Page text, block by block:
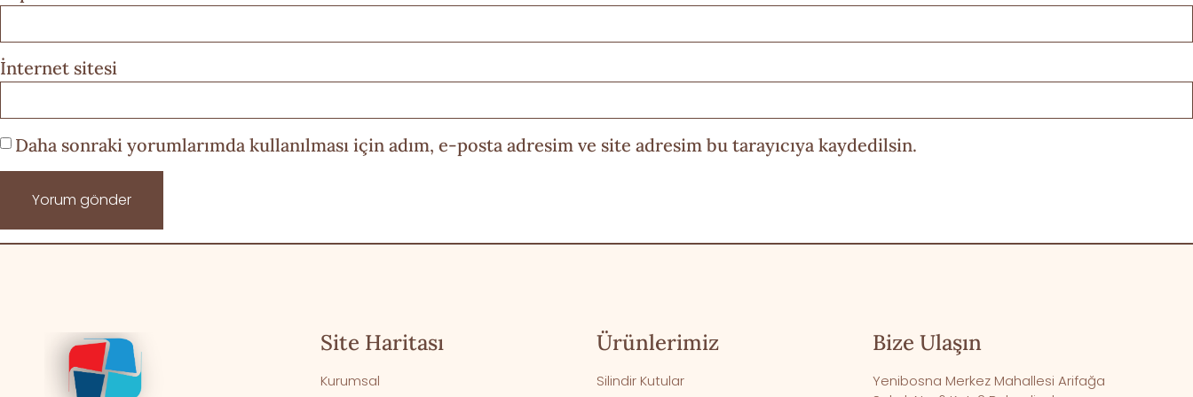
İnternet sitesi
Daha sonraki yorumlarımda kullanılması için adım, e-posta adresim ve site adresim bu tarayıcıya kaydedilsin.
Site Haritası
Kurumsal
Ürünlerimiz
Silindir Kutular
Bize Ulaşın
Yenibosna Merkez Mahallesi Arifağa